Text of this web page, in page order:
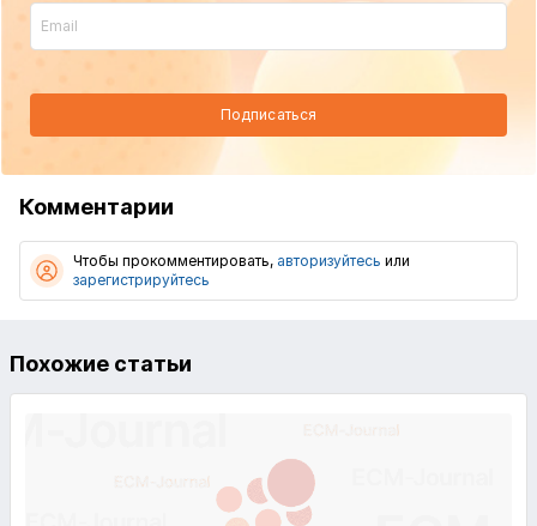
Подписаться
Комментарии
Чтобы прокомментировать, авторизуйтесь или
зарегистрируйтесь
Похожие статьи